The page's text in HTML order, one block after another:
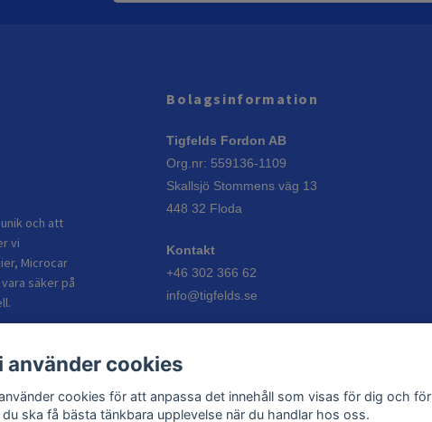
och att
vi
Microcar
säker på
Bolagsinformation
Tigfelds Fordon AB
Org.nr: 559136-1109
Skallsjö Stommens väg 13
448 32 Floda
Kontakt
+46 302 366 62
info@tigfelds.se
Vardagar: 08:00–17:00
använder cookies
cookies för att anpassa det innehåll som visas för dig och för
ska få bästa tänkbara upplevelse när du handlar hos oss.